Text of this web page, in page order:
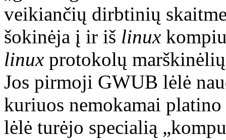
veikiančių dirbtinių
šokinėja į ir iš linux
linux protokolų
Jos pirmoji GWUB lėlė
kuriuos nemokamai
lėlė turėjo specialią